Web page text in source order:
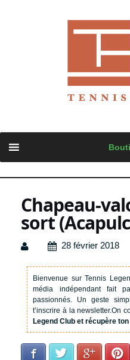
content
Chapeau-
sort
28 février 2018
Bienvenue sur Tennis
média indépendant fait
passionnés. Un geste
t’inscrire à la newsletter.On
Legend Club et récupère
Facebook Twitter Google+